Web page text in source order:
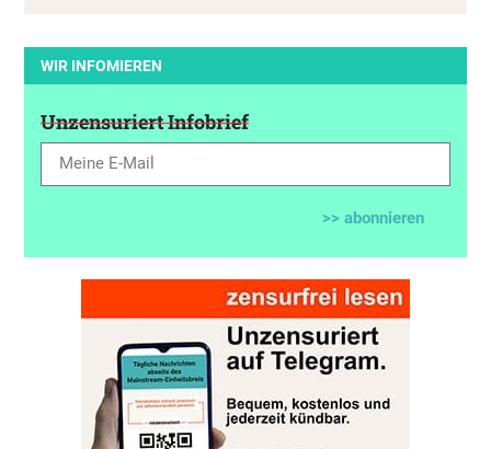
WIR INFOMIEREN
Unzensuriert Infobrief
>> abonnieren